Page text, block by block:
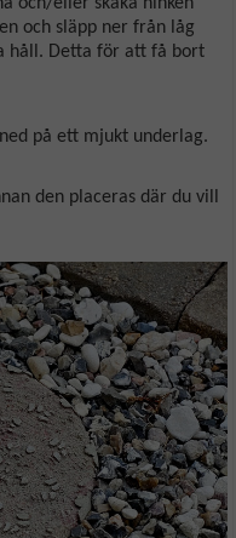
och släpp ner från låg
håll. Detta för att få bort
på ett mjukt underlag.
den placeras där du vill